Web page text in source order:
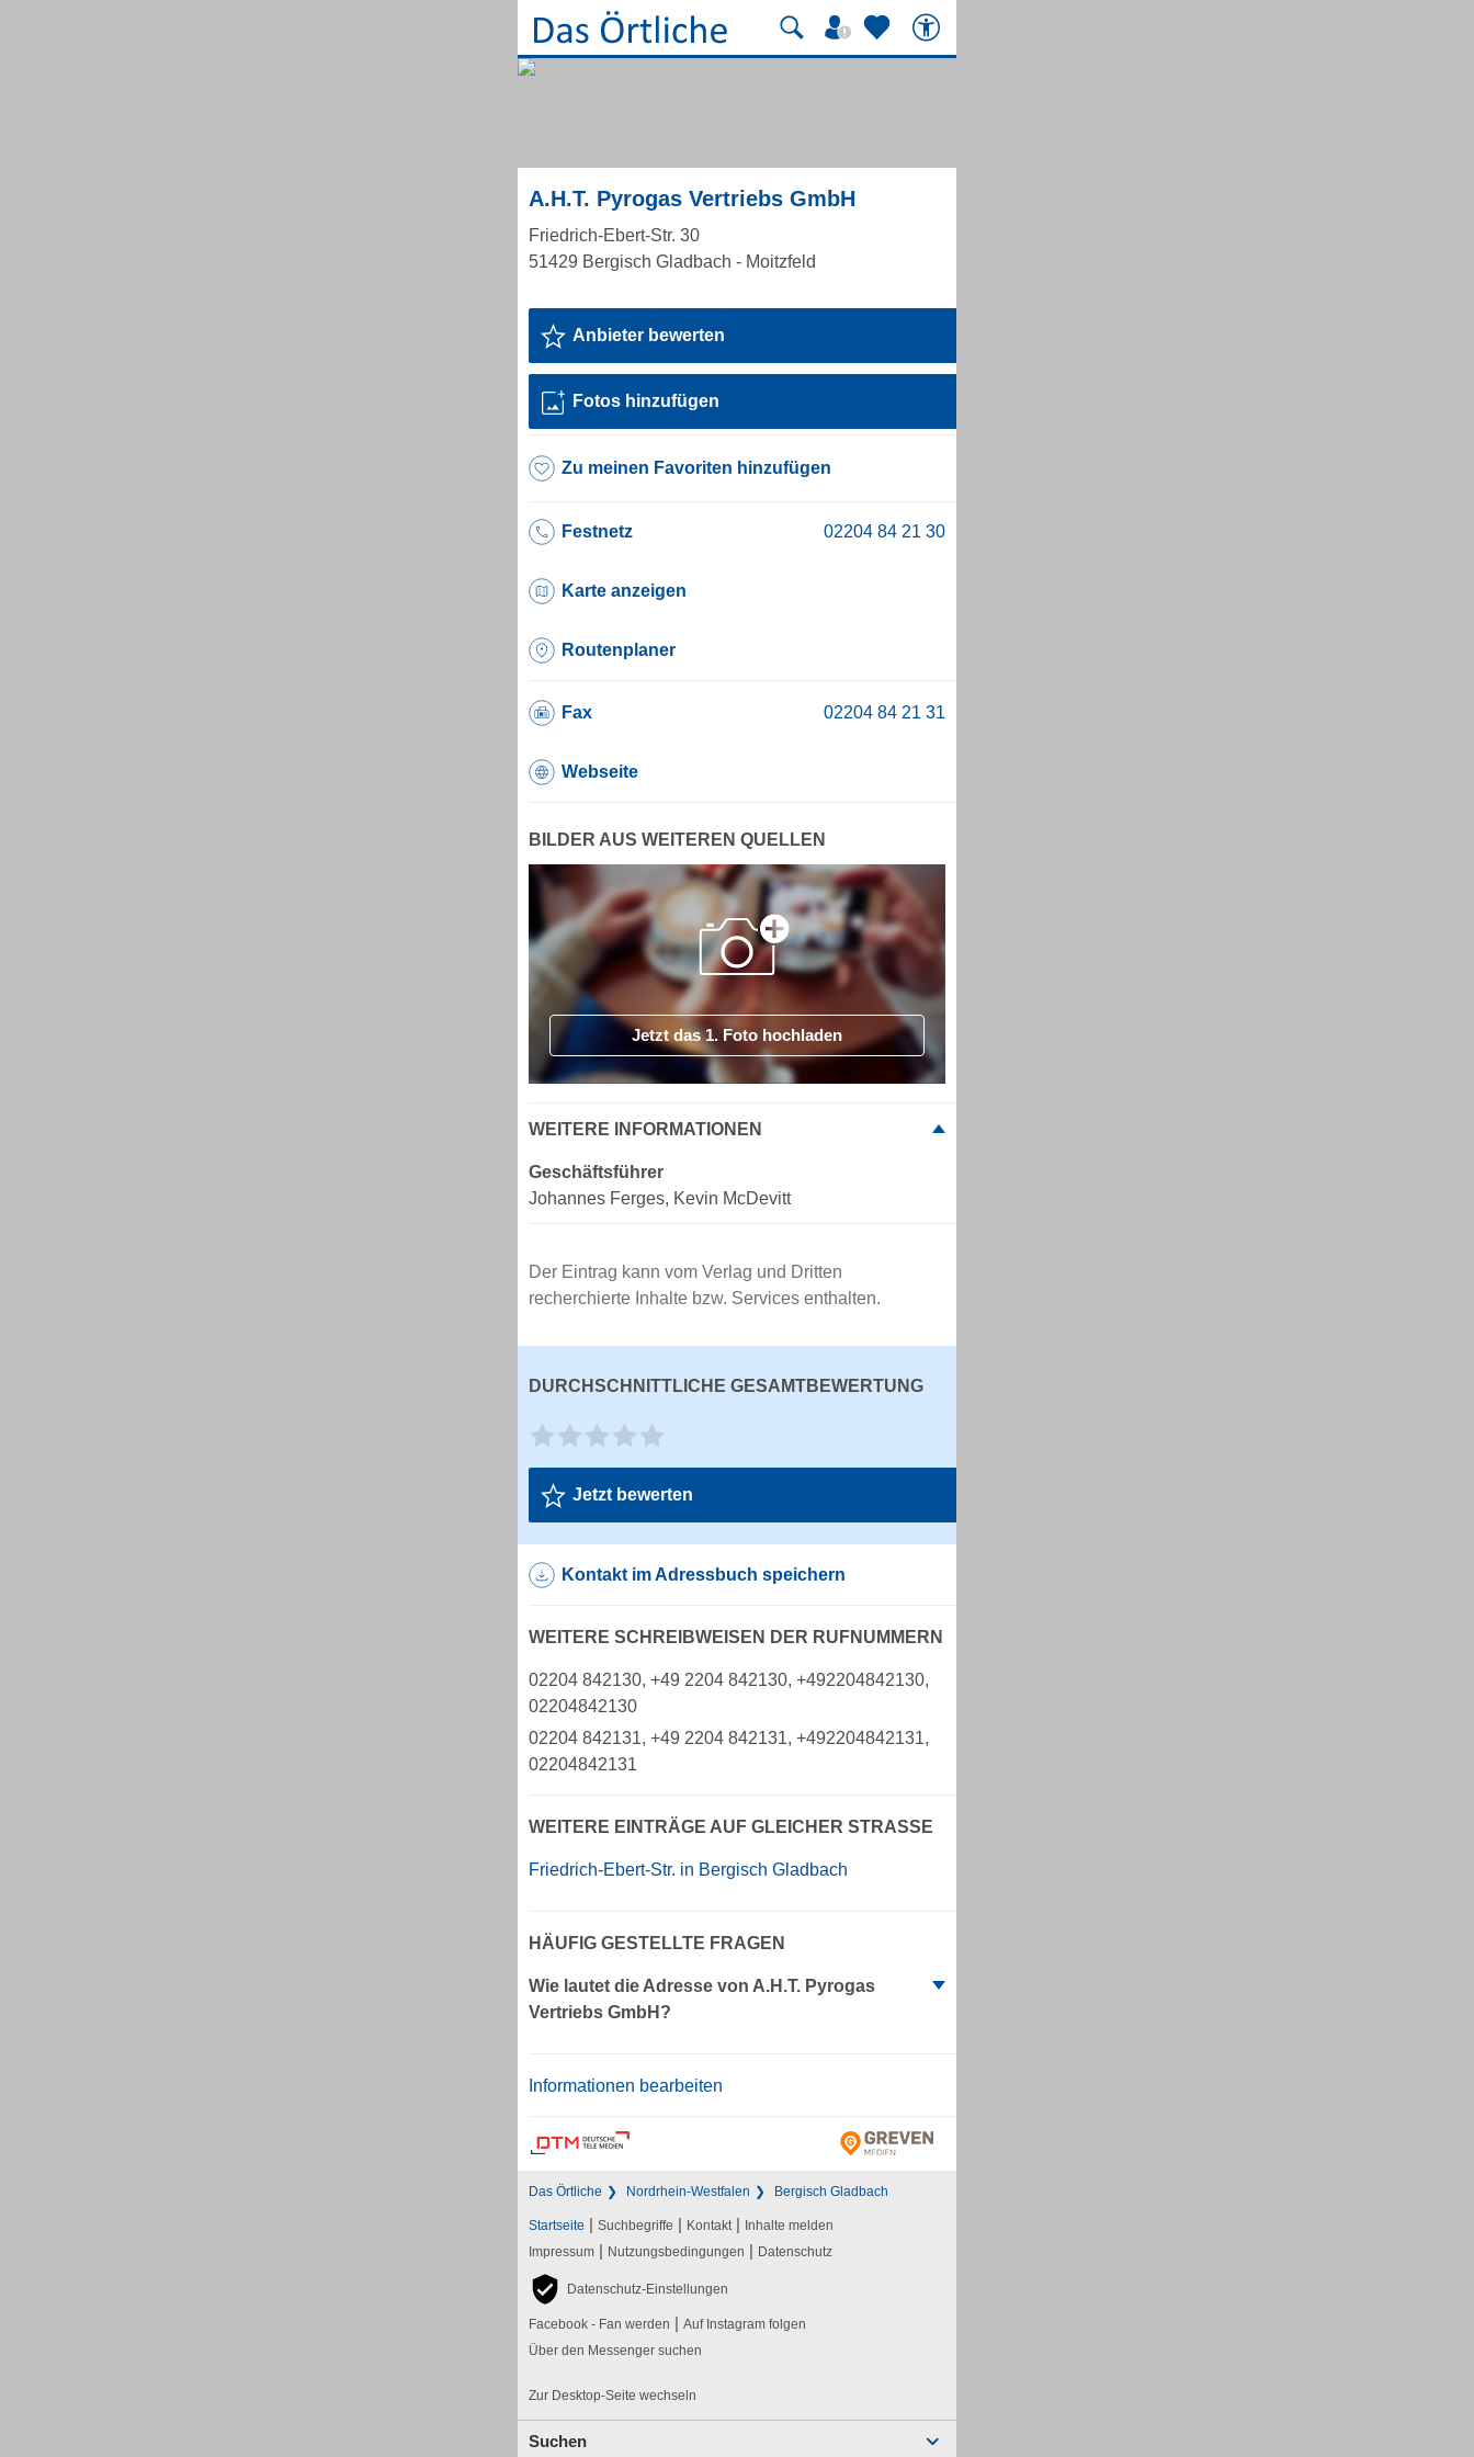
A.H.T. Pyrogas Vertriebs GmbH
Friedrich-Ebert-Str. 30
51429 Bergisch Gladbach - Moitzfeld
Anbieter bewerten
Fotos hinzufügen
Zu meinen Favoriten hinzufügen
Festnetz
Karte anzeigen
Routenplaner
Fax
Webseite
BILDER AUS WEITEREN QUELLEN
Jetzt das 1. Foto hochladen
WEITERE INFORMATIONEN
Geschäftsführer
Johannes Ferges, Kevin McDevitt
Der Eintrag kann vom Verlag und Dritten
recherchierte Inhalte bzw. Services enthalten.
DURCHSCHNITTLICHE GESAMTBEWERTUNG
Jetzt bewerten
Kontakt im Adressbuch speichern
WEITERE SCHREIBWEISEN DER RUFNUMMERN
02204 842130, +49 2204 842130, +492204842130,
02204842130
02204 842131, +49 2204 842131, +492204842131,
02204842131
WEITERE EINTRÄGE AUF GLEICHER STRASSE
Friedrich-Ebert-Str. in Bergisch Gladbach
HÄUFIG GESTELLTE FRAGEN
Wie lautet die Adresse von A.H.T. Pyrogas
Vertriebs GmbH?
Informationen bearbeiten
Das Örtliche Nordrhein-Westfalen Bergisch Gladbach
Startseite | Suchbegriffe | Kontakt | Inhalte melden
Impressum | Nutzungsbedingungen | Datenschutz
Datenschutz-Einstellungen
Facebook - Fan werden | Auf Instagram folgen
Über den Messenger suchen
Zur Desktop-Seite wechseln
Suchen